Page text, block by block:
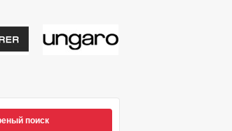
подарки от
поиск